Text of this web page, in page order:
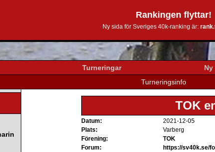
Rankingen flyttar!
Ny sida för Sveriges 40k-ranking är:
Turneringar
Turneringsinfo
TOK
Datum:
2021-12-05
Plats:
Varberg
Förening:
TOK
Forum:
https://sv40k.se/